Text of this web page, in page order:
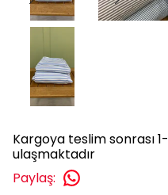
Kargoya teslim sonrası
ulaşmaktadır
Paylaş: